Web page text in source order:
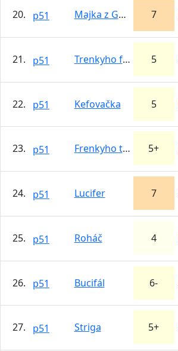
20. p51 Majka z Gurunu 7
21. p51 Trenkyho frenky 5
22. p51 Kefovačka 5
23. p51 Frenkyho trenky 5+
24. p51 Lucifer 7
25. p51 Roháč 4
26. p51 Bucifál 6-
27. p51 Striga 5+